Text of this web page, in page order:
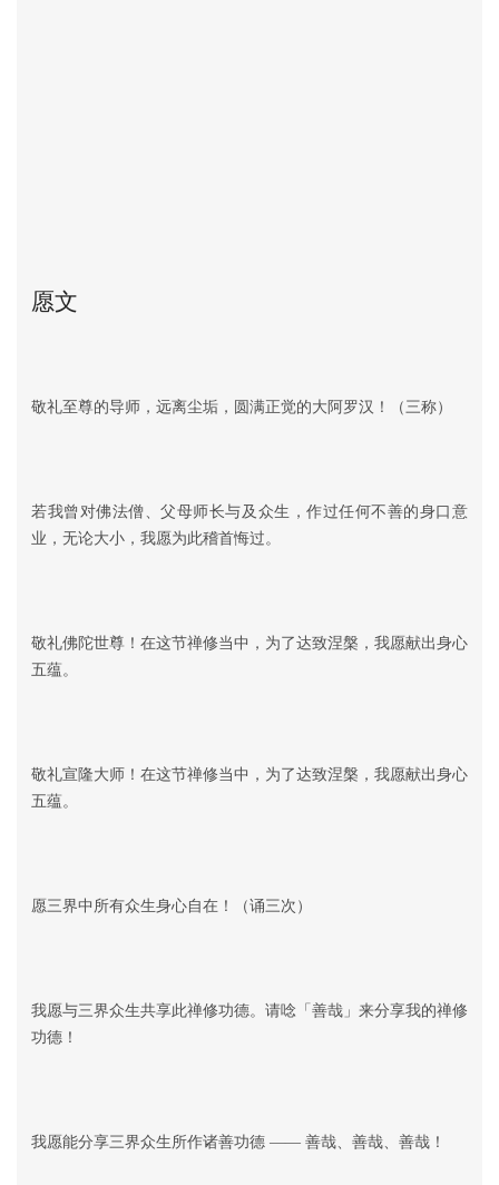
愿文
敬礼至尊的导师，远离尘垢，圆满正觉的大阿罗汉！（三称）
若我曾对佛法僧、父母师长与及众生，作过任何不善的身口意
业，无论大小，我愿为此稽首悔过。
敬礼佛陀世尊！在这节禅修当中，为了达致涅槃，我愿献出身心
五蕴。
敬礼宣隆大师！在这节禅修当中，为了达致涅槃，我愿献出身心
五蕴。
愿三界中所有众生身心自在！（诵三次）
我愿与三界众生共享此禅修功德。请唸「善哉」来分享我的禅修
功德！
我愿能分享三界众生所作诸善功德 —— 善哉、善哉、善哉！